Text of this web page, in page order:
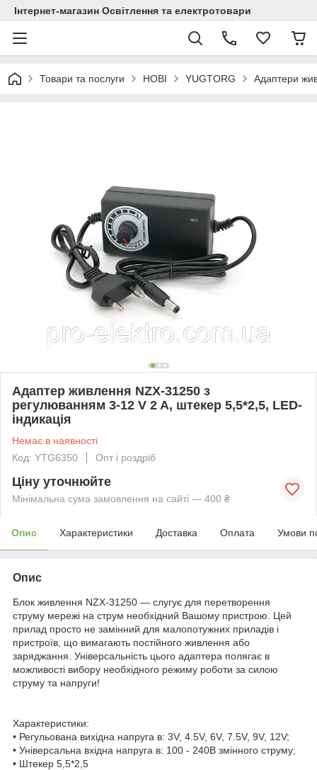
Інтернет-магазин Освітлення та електротовари
Товари та послуги НОВІ YUGTORG Адаптери
Адаптер живлення NZX-31250 з
регулюванням 3-12 V 2 A, штекер 5,5*2,5, LED-
індикація
Немає в наявності
Код: YTG6350
Опт і роздріб
Ціну уточнюйте
Мінімальна сума замовлення на сайті — 400 ₴
Опис Характеристики Доставка Оплата Умови
Опис
Блок живлення NZX-31250 — слугує для перетворення
струму мережі на струм необхідний Вашому пристрою. Цей
прилад просто не замінний для малопотужних приладів і
пристроїв, що вимагають постійного живлення або
заряджання. Універсальність цього адаптера полягає в
можливості вибору необхідного режиму роботи за силою
струму та напруги!
Характеристики:
• Регульована вихідна напруга в: 3V, 4.5V, 6V, 7.5V, 9V, 12V;
• Універсальна вхідна напруга в: 100 - 240В змінного струму;
• Штекер 5,5*2,5